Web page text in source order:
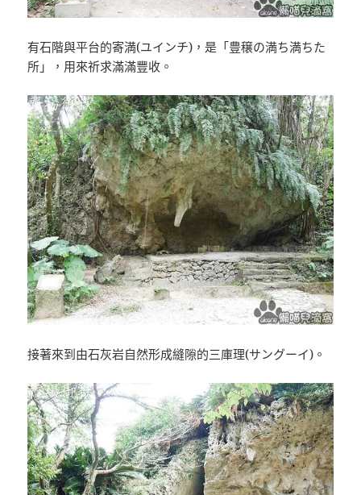
有石階與平台的寄満(ユインチ)，是「豊穣の満ち満ちた
所」，用來祈求滿滿豐收。
接著來到由石灰岩自然形成縫隙的三庫理(サングーイ)。